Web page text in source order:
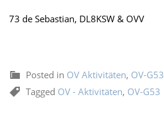
73 de Sebastian, DL8KSW & OVV
Posted in OV Aktivitäten, OV-G53
Tagged OV - Aktivitäten, OV-G53